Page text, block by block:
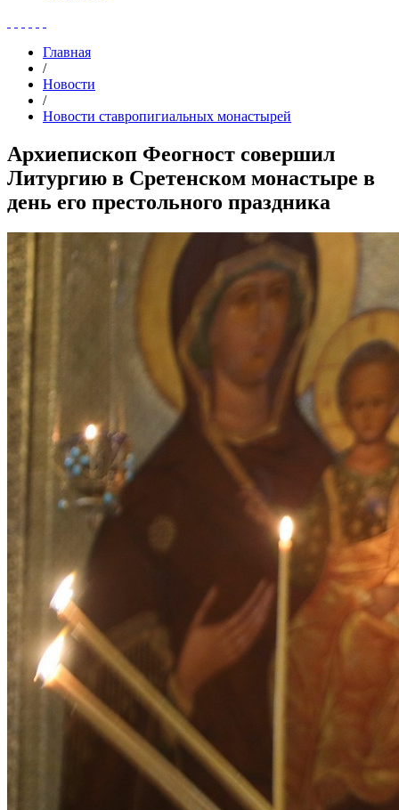
Главная
/
Новости
/
Новости ставропигиальных монастырей
Архиепископ Феогност совершил
Литургию в Сретенском монастыре в
день его престольного праздника